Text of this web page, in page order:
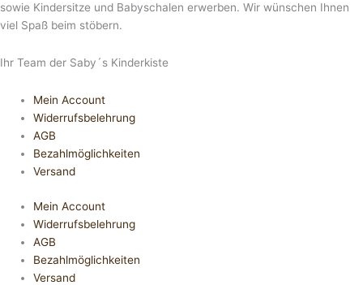
sowie Kindersitze und Babyschalen erwerben. Wir wünschen Ihnen
viel Spaß beim stöbern.
Ihr Team der Saby´s Kinderkiste
Mein Account
Widerrufsbelehrung
AGB
Bezahlmöglichkeiten
Versand
Mein Account
Widerrufsbelehrung
AGB
Bezahlmöglichkeiten
Versand